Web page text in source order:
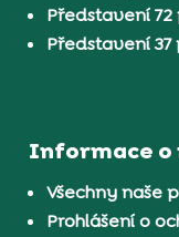
Představení
Představení
Informace o
Všechny naše
Prohlášení o